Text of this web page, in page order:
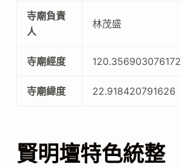
寺廟負責
人
林茂盛
寺廟經度 120.356903076172
寺廟緯度 22.918420791626
賢明壇特色統整